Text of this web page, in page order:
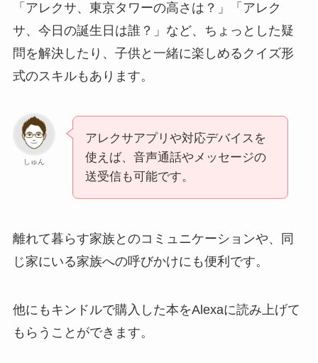
「アレクサ、東京タワーの高さは？」「アレク
サ、今日の誕生日は誰？」など、ちょっとした疑
問を解決したり、子供と一緒に楽しめるクイズ形
式のスキルもあります。
しゅん
アレクサアプリや対応デバイスを
使えば、音声通話やメッセージの
送受信も可能です。
離れて暮らす家族とのコミュニケーションや、同
じ家にいる家族への呼びかけにも便利です。
他にもキンドルで購入した本をAlexaに読み上げて
もらうことができます。